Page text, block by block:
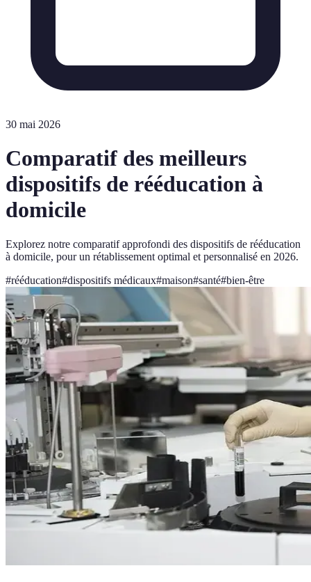
30 mai 2026
Comparatif des meilleurs
dispositifs de rééducation à
domicile
Explorez notre comparatif approfondi des dispositifs de rééducation
à domicile, pour un rétablissement optimal et personnalisé en 2026.
#rééducation#dispositifs médicaux#maison#santé#bien-être